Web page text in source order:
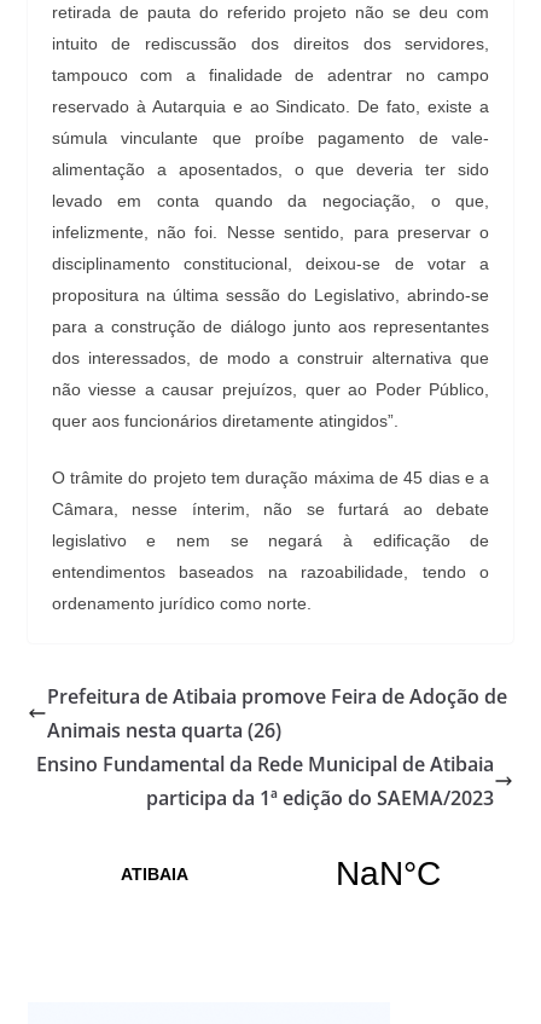
retirada de pauta do referido projeto não se deu com
intuito de rediscussão dos direitos dos servidores,
tampouco com a finalidade de adentrar no campo
reservado à Autarquia e ao Sindicato. De fato, existe a
súmula vinculante que proíbe pagamento de vale-
alimentação a aposentados, o que deveria ter sido
levado em conta quando da negociação, o que,
infelizmente, não foi. Nesse sentido, para preservar o
disciplinamento constitucional, deixou-se de votar a
propositura na última sessão do Legislativo, abrindo-se
para a construção de diálogo junto aos representantes
dos interessados, de modo a construir alternativa que
não viesse a causar prejuízos, quer ao Poder Público,
quer aos funcionários diretamente atingidos”.
O trâmite do projeto tem duração máxima de 45 dias e a
Câmara, nesse ínterim, não se furtará ao debate
legislativo e nem se negará à edificação de
entendimentos baseados na razoabilidade, tendo o
ordenamento jurídico como norte.
Prefeitura de Atibaia promove Feira de Adoção de
Animais nesta quarta (26)
Ensino Fundamental da Rede Municipal de Atibaia
participa da 1ª edição do SAEMA/2023